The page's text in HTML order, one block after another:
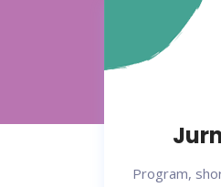
Program,